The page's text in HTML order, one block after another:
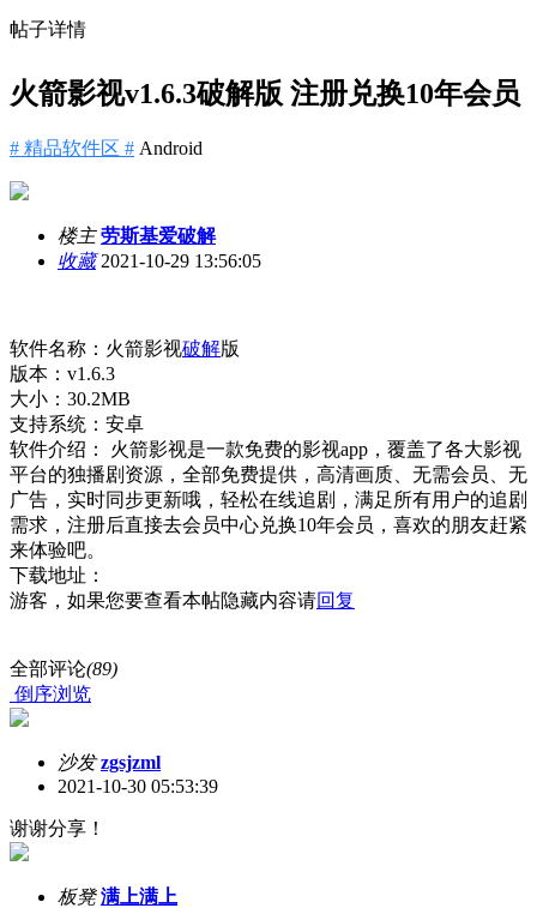
帖子详情
火箭影视v1.6.3破解版 注册兑换10年会员
# 精品软件区 # Android
楼主 劳斯基爱破解
收藏2021-10-29 13:56:05
软件名称：火箭影视破解版
版本：v1.6.3
大小：30.2MB
支持系统：安卓
软件介绍： 火箭影视是一款免费的影视app，覆盖了各大影视
平台的独播剧资源，全部免费提供，高清画质、无需会员、无
广告，实时同步更新哦，轻松在线追剧，满足所有用户的追剧
需求，注册后直接去会员中心兑换10年会员，喜欢的朋友赶紧
来体验吧。
下载地址：
游客，如果您要查看本帖隐藏内容请回复
全部评论(89)
倒序浏览
沙发 zgsjzml
2021-10-30 05:53:39
谢谢分享！
板凳 满上满上